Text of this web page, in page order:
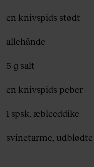
en knivspids stødt
allehånde
5 g salt
en knivspids peber
1 spsk. æbleeddike
svinetarme, udblødte